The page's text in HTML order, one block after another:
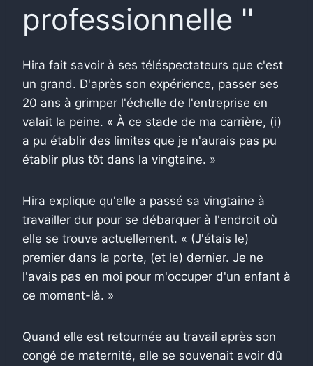
professionnelle ''
Hira fait savoir à ses téléspectateurs que c'est
un grand. D'après son expérience, passer ses
20 ans à grimper l'échelle de l'entreprise en
valait la peine. « À ce stade de ma carrière, (i)
a pu établir des limites que je n'aurais pas pu
établir plus tôt dans la vingtaine. »
Hira explique qu'elle a passé sa vingtaine à
travailler dur pour se débarquer à l'endroit où
elle se trouve actuellement. « (J'étais le)
premier dans la porte, (et le) dernier. Je ne
l'avais pas en moi pour m'occuper d'un enfant à
ce moment-là. »
Quand elle est retournée au travail après son
congé de maternité, elle se souvenait avoir dû